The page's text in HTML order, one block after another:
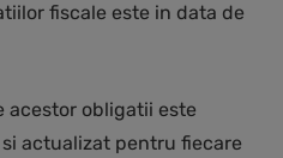
fiscale este in data de
acestor obligatii este
actualizat pentru fiecare